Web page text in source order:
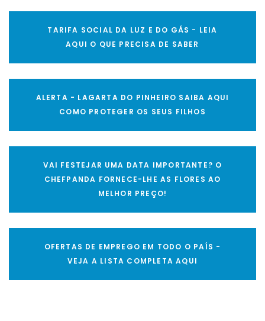
TARIFA SOCIAL DA LUZ E DO GÁS - LEIA
AQUI O QUE PRECISA DE SABER
ALERTA - LAGARTA DO PINHEIRO SAIBA AQUI
COMO PROTEGER OS SEUS FILHOS
VAI FESTEJAR UMA DATA IMPORTANTE? O
CHEFPANDA FORNECE-LHE AS FLORES AO
MELHOR PREÇO!
OFERTAS DE EMPREGO EM TODO O PAÍS -
VEJA A LISTA COMPLETA AQUI